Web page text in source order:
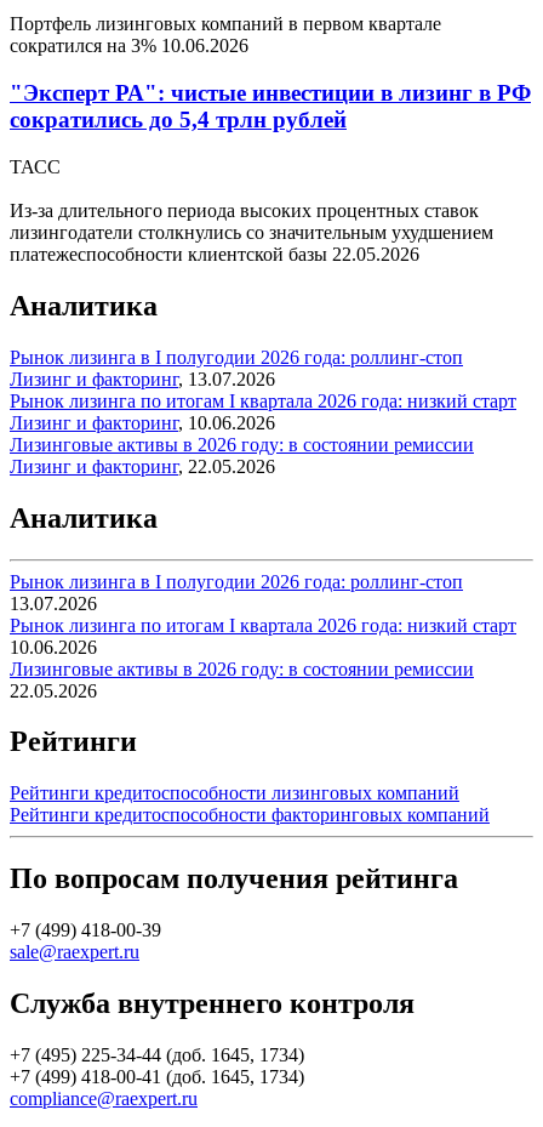
Портфель лизинговых компаний в первом квартале
сократился на 3% 10.06.2026
"Эксперт РА": чистые инвестиции в лизинг в РФ
сократились до 5,4 трлн рублей
ТАСС
Из-за длительного периода высоких процентных ставок
лизингодатели столкнулись со значительным ухудшением
платежеспособности клиентской базы 22.05.2026
Аналитика
Рынок лизинга в I полугодии 2026 года: роллинг-стоп
Лизинг и факторинг, 13.07.2026
Рынок лизинга по итогам I квартала 2026 года: низкий старт
Лизинг и факторинг, 10.06.2026
Лизинговые активы в 2026 году: в состоянии ремиссии
Лизинг и факторинг, 22.05.2026
Аналитика
Рынок лизинга в I полугодии 2026 года: роллинг-стоп
13.07.2026
Рынок лизинга по итогам I квартала 2026 года: низкий старт
10.06.2026
Лизинговые активы в 2026 году: в состоянии ремиссии
22.05.2026
Рейтинги
Рейтинги кредитоспособности лизинговых компаний
Рейтинги кредитоспособности факторинговых компаний
По вопросам получения рейтинга
+7 (499) 418-00-39
sale@raexpert.ru
Служба внутреннего контроля
+7 (495) 225-34-44 (доб. 1645, 1734)
+7 (499) 418-00-41 (доб. 1645, 1734)
compliance@raexpert.ru